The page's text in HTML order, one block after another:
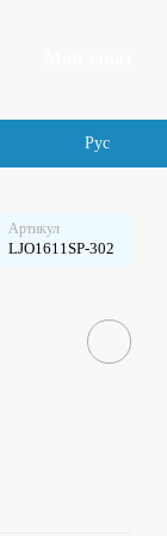
Рус
Артикул
LJO1611SP-302